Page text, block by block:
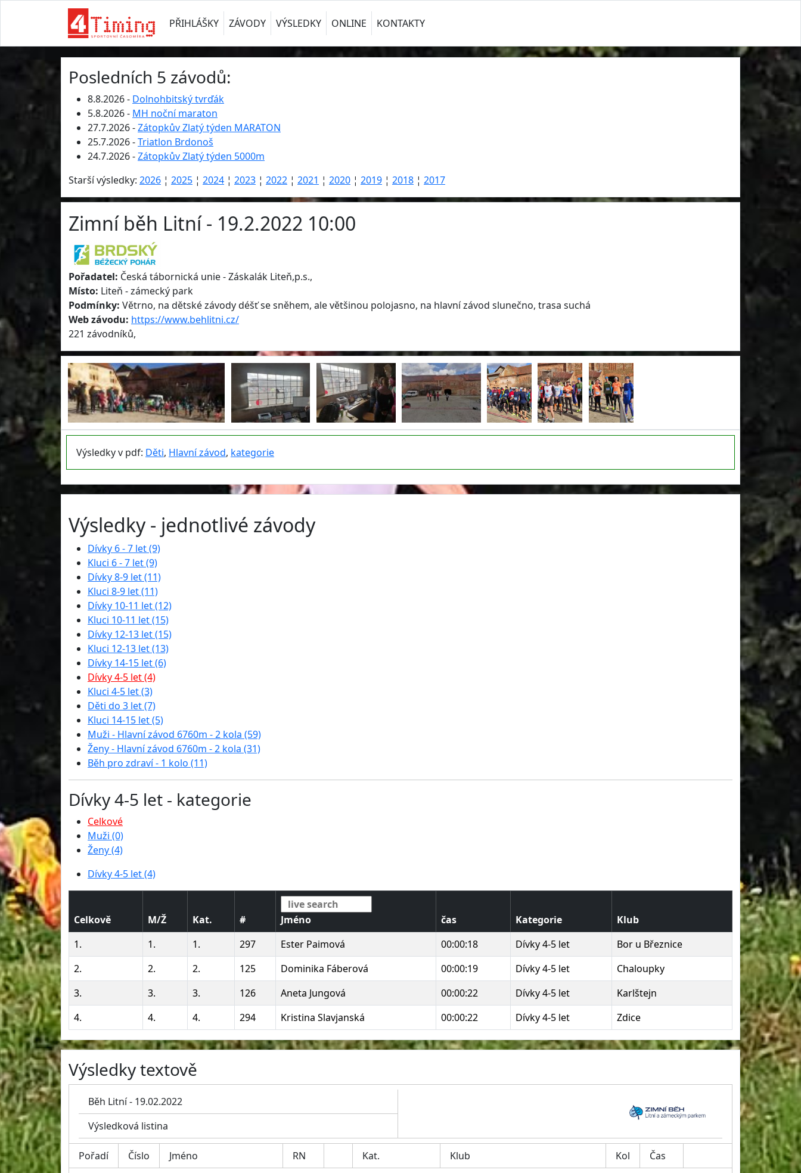
PŘIHLÁŠKY ZÁVODY VÝSLEDKY ONLINE KONTAKTY
Posledních 5 závodů:
8.8.2026 - Dolnohbitský tvrďák
5.8.2026 - MH noční maraton
27.7.2026 -Zátopkův Zlatý týden MARATON
25.7.2026 -Triatlon Brdonoš
24.7.2026 -Zátopkův Zlatý týden 5000m
Starší výsledky: 2026 ¦ 2025 ¦ 2024 ¦ 2023 ¦ 2022 ¦ 2021 ¦ 2020 ¦ 2019 ¦ 2018 ¦ 2017
Zimní běh Litní - 19.2.2022 10:00
Pořadatel: Česká tábornická unie - Záskalák Liteň,p.s.,
Místo: Liteň - zámecký park
Podmínky: Větrno, na dětské závody déšť se sněhem, ale většinou polojasno, na hlavní závod slunečno, trasa suchá
Web závodu: https://www.behlitni.cz/
221 závodníků,
Výsledky v pdf: Děti, Hlavní závod, kategorie
Výsledky - jednotlivé závody
Dívky 6 - 7 let (9)
Kluci 6 - 7 let (9)
Dívky 8-9 let (11)
Kluci 8-9 let (11)
Dívky 10-11 let (12)
Kluci 10-11 let (15)
Dívky 12-13 let (15)
Kluci 12-13 let (13)
Dívky 14-15 let (6)
Dívky 4-5 let (4)
Kluci 4-5 let (3)
Děti do 3 let (7)
Kluci 14-15 let (5)
Muži - Hlavní závod 6760m - 2 kola (59)
Ženy - Hlavní závod 6760m - 2 kola (31)
Běh pro zdraví - 1 kolo (11)
Dívky 4-5 let - kategorie
Celkové
Muži (0)
Ženy (4)
Dívky 4-5 let (4)
Celkově M/Ž Kat. # Jméno čas Kategorie
Klub
1.
1. 1. 297 Ester Paimová 00:00:18 Dívky 4-5 let
Bor u Březnice
2.
2. 2. 125 Dominika Fáberová 00:00:19 Dívky 4-5 let
Chaloupky
3.
3. 3. 126 Aneta Jungová 00:00:22 Dívky 4-5 let
Karlštejn
4.
4. 4. 294 Kristina Slavjanská 00:00:22 Dívky 4-5 let Zdice
Výsledky textově
Běh Litní - 19.02.2022
Výsledková listina
Pořadí Číslo Jméno RN Kat. Klub Kol
Čas